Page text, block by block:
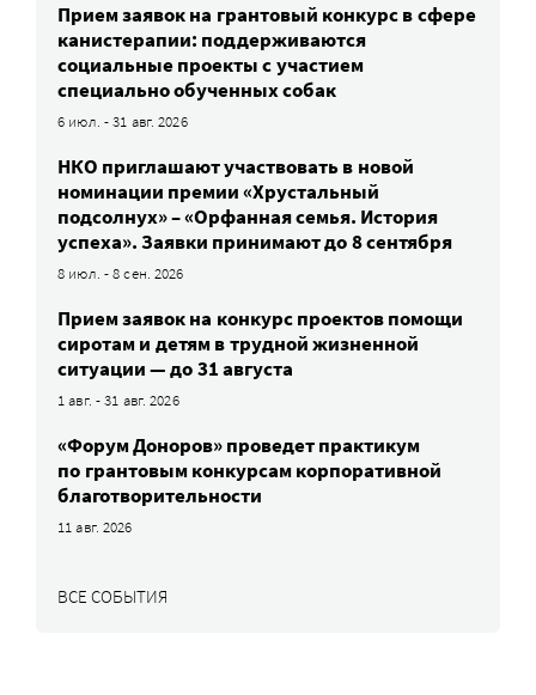
Прием заявок на грантовый конкурс в сфере
канистерапии: поддерживаются
социальные проекты с участием
специально обученных собак
6 июл. - 31 авг. 2026
НКО приглашают участвовать в новой
номинации премии «Хрустальный
подсолнух» – «Орфанная семья. История
успеха». Заявки принимают до 8 сентября
8 июл. - 8 сен. 2026
Прием заявок на конкурс проектов помощи
сиротам и детям в трудной жизненной
ситуации — до 31 августа
1 авг. - 31 авг. 2026
«Форум Доноров» проведет практикум
по грантовым конкурсам корпоративной
благотворительности
11 авг. 2026
ВСЕ СОБЫТИЯ